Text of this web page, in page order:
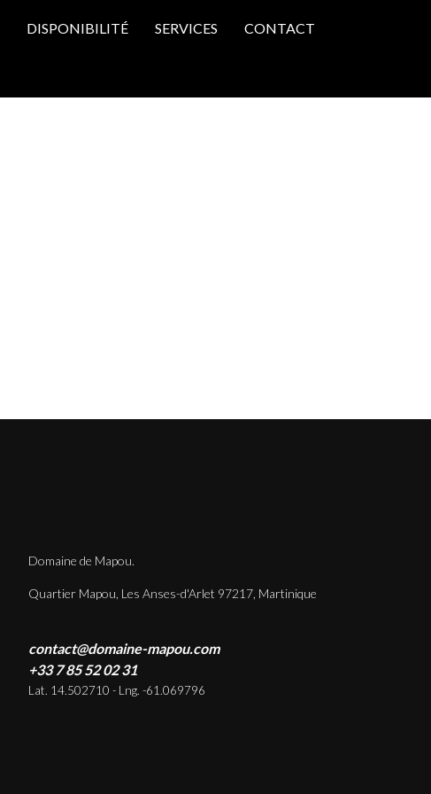
DISPONIBILITÉ SERVICES CONTACT
Domaine de Mapou.
Quartier Mapou, Les Anses-d'Arlet 97217, Martinique
contact@domaine-mapou.com
+33 7 85 52 02 31
Lat. 14.502710 - Lng. -61.069796